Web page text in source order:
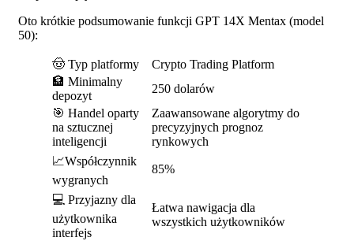
Oto krótkie podsumowanie funkcji GPT 14X Mentax (model
50):
🤠 Typ platformy
Crypto Trading Platform
🏦 Minimalny
depozyt
250 dolarów
🎯 Handel oparty
na sztucznej
inteligencji
Zaawansowane algorytmy do
precyzyjnych prognoz
rynkowych
📈Współczynnik
wygranych
85%
💻 Przyjazny dla
użytkownika
interfejs
Łatwa nawigacja dla
wszystkich użytkowników